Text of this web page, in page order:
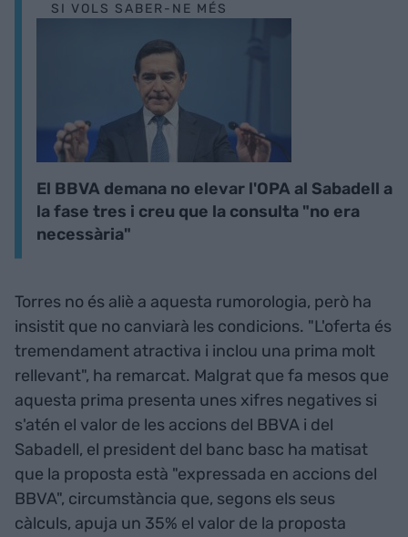
SI VOLS SABER-NE MÉS
El BBVA demana no elevar l'OPA al Sabadell a
la fase tres i creu que la consulta "no era
necessària"
Torres no és aliè a aquesta rumorologia, però ha
insistit que no canviarà les condicions. "L'oferta és
tremendament atractiva i inclou una prima molt
rellevant", ha remarcat. Malgrat que fa mesos que
aquesta prima presenta unes xifres negatives si
s'atén el valor de les accions del BBVA i del
Sabadell, el president del banc basc ha matisat
que la proposta està "expressada en accions del
BBVA", circumstància que, segons els seus
càlculs, apuja un 35% el valor de la proposta